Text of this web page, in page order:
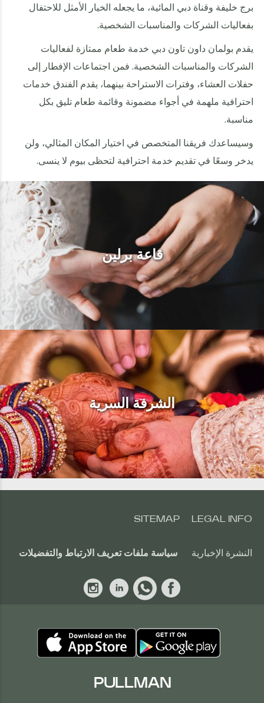
برج خليفة وقناة دبي المائية، ما يجعله الخيار الأمثل للاحتفال
بفعاليات الشركات والمناسبات الشخصية.
يقدم بولمان داون تاون دبي خدمة طعام ممتازة لفعاليات
الشركات والمناسبات الشخصية. فمن اجتماعات الإفطار إلى
حفلات العشاء، وفترات الاستراحة بينهما، يقدم الفندق خدمات
احترافية ملهمة في أجواء مضمونة وقائمة طعام تليق بكل
مناسبة.
وسيساعدك فريقنا المتخصص في اختيار المكان المثالي، ولن
يدخر وسعًا في تقديم خدمة احترافية لتحظى بيوم لا ينسى.
قاعة برلين
الشرفة السرية
LEGAL INFO
SITEMAP
النشرة الإخبارية سياسة ملفات تعريف الارتباط والتفضيلات
PULLMAN